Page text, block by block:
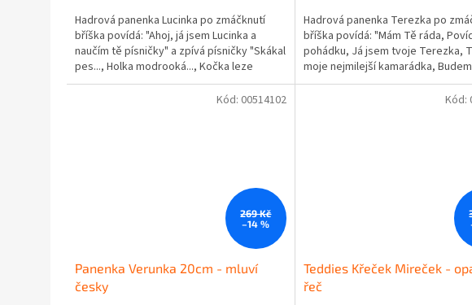
Hadrová panenka Lucinka po zmáčknutí
bříška povídá: "Ahoj, já jsem Lucinka a
naučím tě písničky" a zpívá písničky "Skákal
pes..., Holka modrooká..., Kočka leze
dírou..." Výška...
Hadrová panenka Terezka po
bříška povídá: "Mám Tě ráda,
pohádku, Já jsem tvoje Terezka,
moje nejmilejší kamarádka,
spolu hrát?..." Výška...
269 Kč
–14 %
Panenka Verunka 20cm - mluví
česky
Kód: 00514102
Teddies Křeček Mireček -
řeč
Kód: